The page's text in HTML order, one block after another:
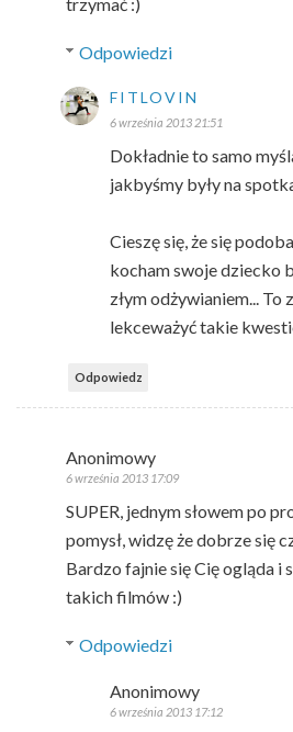
Odpowiedzi
FITLOVIN
6 września 2013 21:51
Dokładnie to samo
jakbyśmy były na
Cieszę się, że się
kocham swoje dziecko
złym odżywianiem...
lekceważyć takie
Odpowiedz
Anonimowy
6 września 2013 17:09
SUPER, jednym słowem po
pomysł, widzę że dobrze się
Bardzo fajnie się Cię ogląda i
takich filmów :)
Odpowiedzi
Anonimowy
6 września 2013 17:12